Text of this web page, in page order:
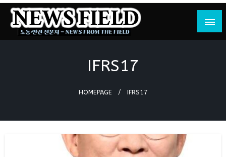
Skip
content
뉴스필드
노동·인권 전문지
IFRS17
HOMEPAGE IFRS17